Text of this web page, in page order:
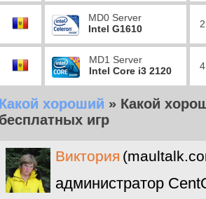
MD0 Server
Intel G1610
MD1 Server
Intel Core i3 2120
Какой хороший » Какой
бесплатных игр
Виктория
администратор